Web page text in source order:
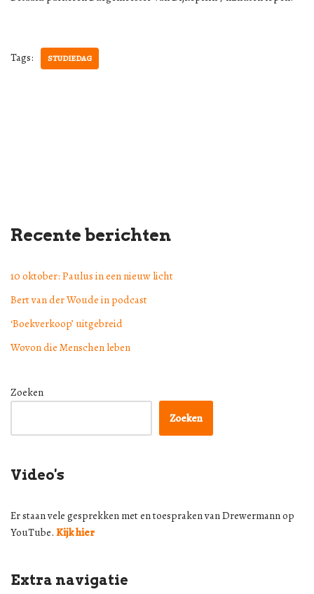
Tags: STUDIEDAG
Recente berichten
10 oktober: Paulus in een nieuw licht
Bert van der Woude in podcast
‘Boekverkoop’ uitgebreid
Wovon die Menschen leben
Zoeken
Zoeken
Video's
Er staan vele gesprekken met en toespraken van Drewermann op
YouTube. Kijk hier
Extra navigatie